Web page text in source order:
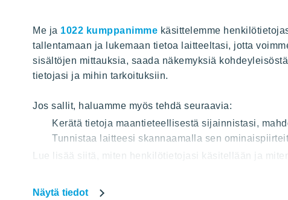
Me ja 1022 kumppanimme käsittelemme
tallentamaan ja lukemaan tietoa laitteeltasi, jotta
sisältöjen mittauksia, saada näkemyksiä
tietojasi ja mihin tarkoituksiin.
Jos sallit, haluamme myös tehdä seuraavia:
Kerätä tietoja maantieteellisestä sijainnistasi,
Tunnistaa laitteesi skannaamalla sen
Lue lisää siitä, miten henkilötietojasi käsitellään ja
Näytä tiedot
Hyvin rakennettu huominen
HAKU
Tietoa YIT:stä
Töihin meille
Projektit
Vastuullisuus
Media
Yhteystiedot